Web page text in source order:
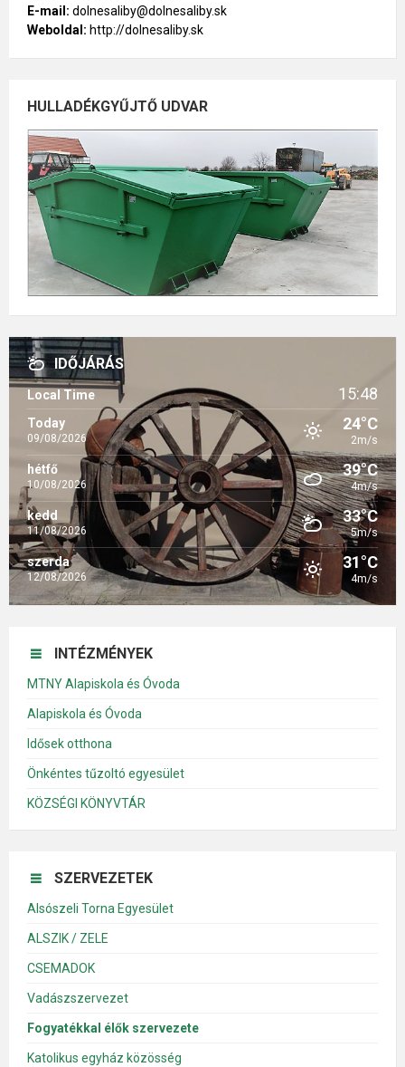
E-mail: dolnesaliby@dolnesaliby.sk
Weboldal: http://dolnesaliby.sk
HULLADÉKGYŰJTŐ UDVAR
IDŐJÁRÁS
Local Time 15:48
Today
09/08/2026
24°C
2m/s
hétfő
10/08/2026
39°C
4m/s
kedd
11/08/2026
33°C
5m/s
szerda
12/08/2026
31°C
4m/s
INTÉZMÉNYEK
MTNY Alapiskola és Óvoda
Alapiskola és Óvoda
Idősek otthona
Önkéntes tűzoltó egyesület
KÖZSÉGI KÖNYVTÁR
SZERVEZETEK
Alsószeli Torna Egyesület
ALSZIK / ZELE
CSEMADOK
Vadászszervezet
Fogyatékkal élők szervezete
Katolikus egyház közösség